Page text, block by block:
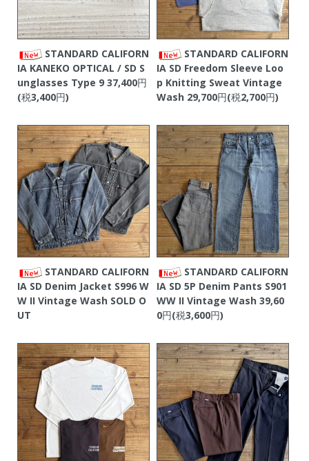
STANDARD CALIFORN
IA KANEKO OPTICAL / SD S
unglasses Type 9 37,400円
(税3,400円)
STANDARD CALIFORN
IA SD Freedom Sleeve Loo
p Knitting Sweat Vintage
Wash 29,700円(税2,700円)
STANDARD CALIFORN
IA SD Denim Jacket S996 W
W II Vintage Wash SOLD O
UT
STANDARD CALIFORN
IA SD 5P Denim Pants S901
WW II Vintage Wash 39,60
0円(税3,600円)